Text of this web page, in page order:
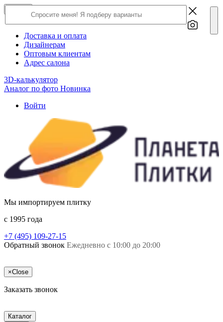
О компании
Доставка и оплата
Дизайнерам
Оптовым клиентам
Адрес салона
3D-калькулятор
Аналог по фото Новинка
Войти
Мы импортируем плитку
c 1995 года
+7 (495) 109-27-15
Обратный звонок Ежедневно с 10:00 до 20:00
×Close
Заказать звонок
Каталог